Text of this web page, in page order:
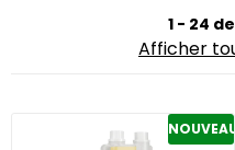
1 - 24
Afficher
NOUVEAU